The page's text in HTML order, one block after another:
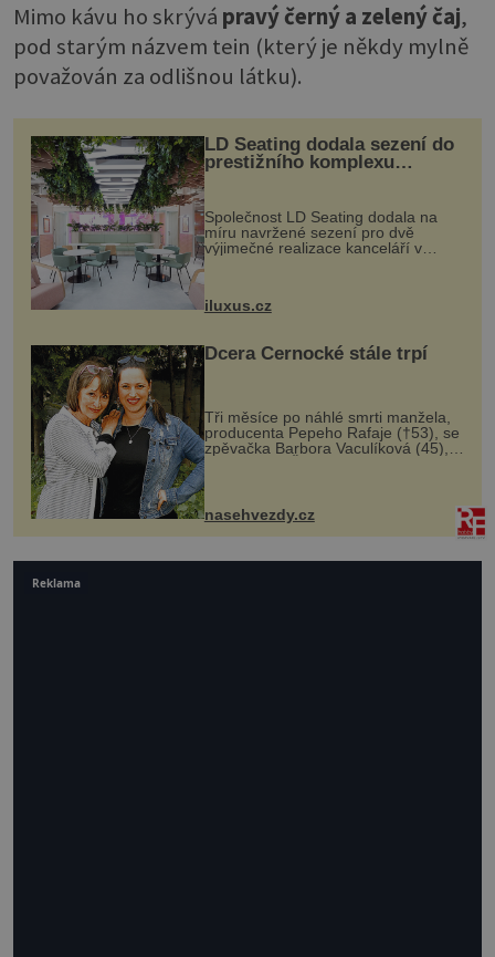
Mimo kávu ho skrývá pravý černý a zelený čaj,
pod starým názvem tein (který je někdy mylně
považován za odlišnou látku).
LD Seating dodala sezení do
prestižního komplexu
MediaCityUK v Salfordu
Společnost LD Seating dodala na
míru navržené sezení pro dvě
výjimečné realizace kanceláří v
areálu MediaCityUK v anglickém
budov Media...
iluxus.cz
Dcera Černocké stále trpí
Tři měsíce po náhlé smrti manžela,
producenta Pepeho Rafaje (†53), se
zpěvačka Barbora Vaculíková (45),
dcera Petry Černocké (75), poprvé
ozvala veřejnosti. Na sociální síti
sdílela, že se snaží fung...
nasehvezdy.cz
Reklama